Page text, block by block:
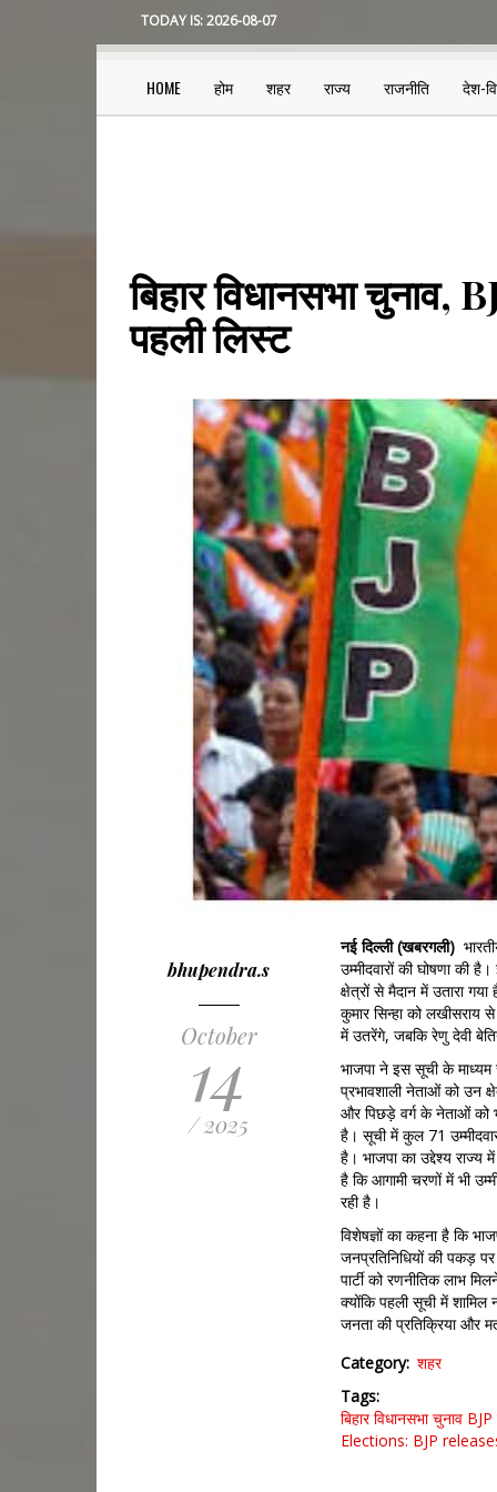
TODAY IS:2026-08-07
Main
HOME होम शहर राज्य राजनीति देश-
बिहार विधानसभा चुनाव,
पहली लिस्ट
bhupendra.s
October
14
/ 2025
नई दिल्ली (खबरगली)
उम्मीदवारों की घोषणा की
क्षेत्रों से मैदान में उतारा
कुमार सिन्हा को लखीसराय
में उतरेंगे, जबकि रेणु देवी
भाजपा ने इस सूची के माध्यम
प्रभावशाली नेताओं को उन
और पिछड़े वर्ग के नेताओं को
है। सूची में कुल 71
है। भाजपा का उद्देश्य राज्य
है कि आगामी चरणों में भी
रही है।
विशेषज्ञों का कहना है कि
जनप्रतिनिधियों की पकड़
पार्टी को रणनीतिक लाभ
क्योंकि पहली सूची में शामिल
जनता की प्रतिक्रिया और
Category शहर
Tags
बिहार विधानसभा चुनाव BJP
Elections: BJP